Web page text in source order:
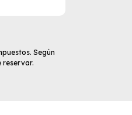
Según
reservar.